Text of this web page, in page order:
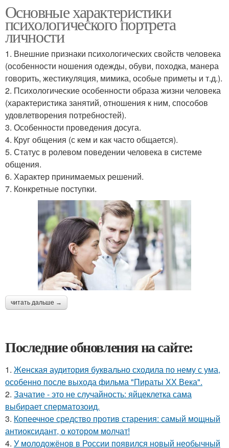
Основные характеристики
психологического портрета
личности
1. Внешние признаки психологических свойств человека
(особенности ношения одежды, обуви, походка, манера
говорить, жестикуляция, мимика, особые приметы и т.д.).
2. Психологические особенности образа жизни человека
(характеристика занятий, отношения к ним, способов
удовлетворения потребностей).
3. Особенности проведения досуга.
4. Круг общения (с кем и как часто общается).
5. Статус в ролевом поведении человека в системе
общения.
6. Характер принимаемых решений.
7. Конкретные поступки.
читать дальше →
Последние обновления на сайте:
1. Женская аудитория буквально сходила по нему с ума,
особенно после выхода фильма "Пираты ХХ Века".
2. Зачатие - это не случайность: яйцеклетка сама
выбирает сперматозоид.
3. Копеечное средство против старения: самый мощный
антиоксидант, о котором молчат!
4. У молодожёнов в России появился новый необычный